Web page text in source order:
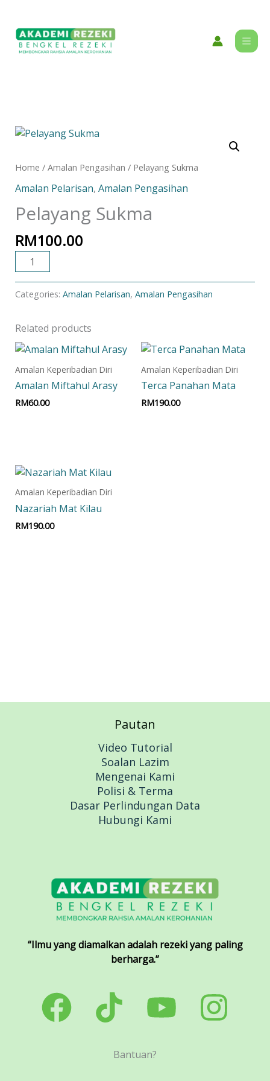
content
Home / Amalan Pengasihan / Pelayang Sukma
Amalan Pelarisan, Amalan Pengasihan
Pelayang Sukma
RM100.00
Pelayang
quantity
Categories: Amalan Pelarisan, Amalan Pengasihan
Related products
Amalan Keperibadian Diri
Amalan Miftahul Arasy
RM60.00
Amalan Keperibadian Diri
Terca Panahan Mata
RM190.00
Amalan Keperibadian Diri
Nazariah Mat Kilau
RM190.00
Pautan
Video Tutorial
Soalan Lazim
Mengenai Kami
Polisi & Terma
Dasar Perlindungan Data
Hubungi Kami
“Ilmu yang diamalkan adalah rezeki yang paling
berharga.”
Bantuan?